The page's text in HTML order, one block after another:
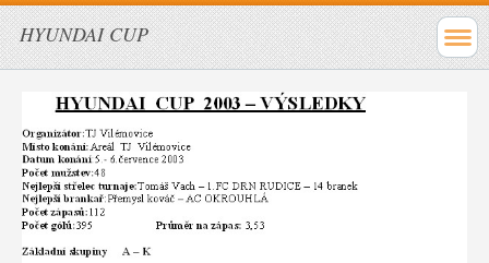
HYUNDAI CUP